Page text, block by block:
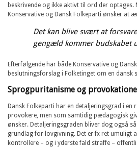
beskrivende og ikke aktivt til ord der optages.
Konservative og Dansk Folkeparti ønsker at
Det kan blive svært at
gengæld kommer budskabet
Efterfølgende har både Konservative og
beslutningsforslag i Folketinget om en dansk
Sprogpuritanisme og
Dansk Folkeparti har en detaljeringsgrad i en
provokere, men som samtidig pædagogisk
ønsker. Detaljeringsgraden bliver dog også
grundlag for lovgivning. Det er fx ret umuligt
kontrollere – og i yderste fald straffe –